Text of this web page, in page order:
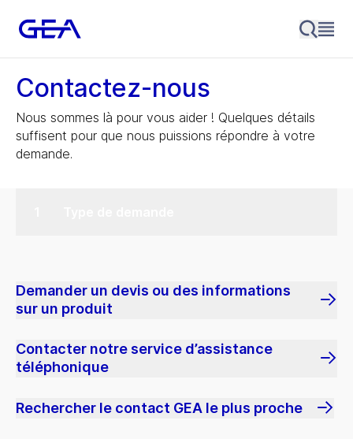
Contactez-nous
Nous sommes là pour vous aider ! Quelques détails
suffisent pour que nous puissions répondre à votre
demande.
Demander un devis ou des informations
sur un produit
Contacter notre service d’assistance
téléphonique
Rechercher le contact GEA le plus proche